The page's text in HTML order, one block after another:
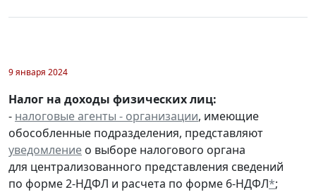
9 января 2024
Налог на доходы физических лиц:
- налоговые агенты - организации, имеющие
обособленные подразделения, представляют
уведомление о выборе налогового органа
для централизованного представления сведений
по форме 2-НДФЛ и расчета по форме 6-НДФЛ*;